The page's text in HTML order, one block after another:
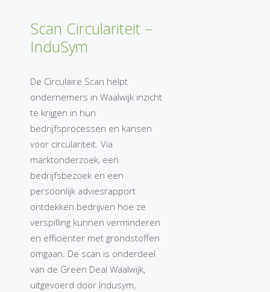
Scan Circulariteit –
InduSym
De Circulaire Scan helpt
ondernemers in Waalwijk inzicht
te krijgen in hun
bedrijfsprocessen en kansen
voor circulariteit. Via
marktonderzoek, een
bedrijfsbezoek en een
persoonlijk adviesrapport
ontdekken bedrijven hoe ze
verspilling kunnen verminderen
en efficiënter met grondstoffen
omgaan. De scan is onderdeel
van de Green Deal Waalwijk,
uitgevoerd door Indusym,